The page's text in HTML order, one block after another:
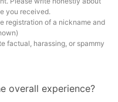
you received.
registration of a nickname and
factual, harassing, or spammy
overall experience?